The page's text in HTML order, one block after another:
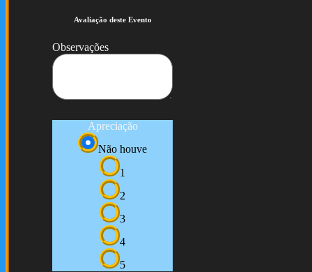
Avaliação deste Evento
Observações
Apreciação
Não houve
1
2
3
4
5